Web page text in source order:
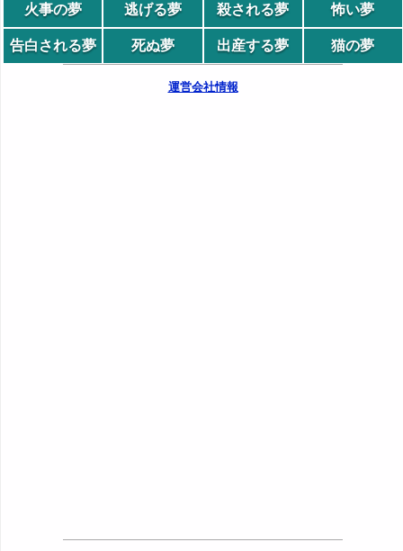
火事の夢 逃げる夢 殺される夢 怖い夢
告白される夢 死ぬ夢 出産する夢 猫の夢
運営会社情報